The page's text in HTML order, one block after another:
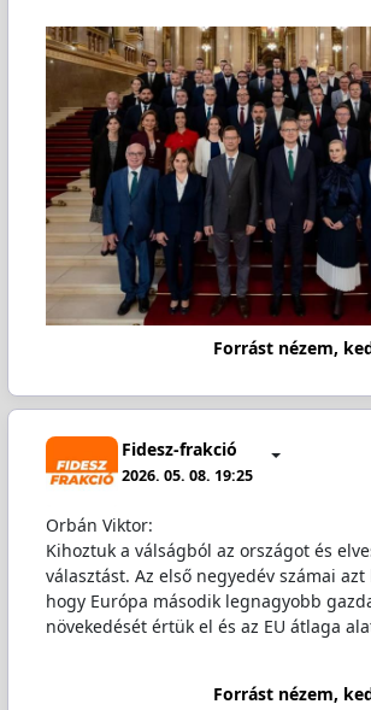
Forrást nézem,
Fidesz-frakció
2026. 05. 08. 19:25
Orbán Viktor:
Kihoztuk a válságból az országot és
választást. Az első negyedév számai
hogy Európa második legnagyobb
növekedését értük el és az EU átlaga
Forrást nézem,